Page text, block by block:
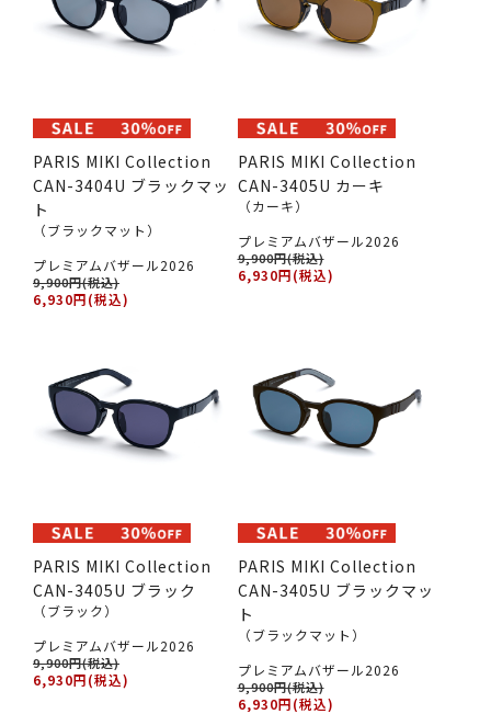
PARIS MIKI Collection
CAN-3404U ブラックマッ
ト
（ブラックマット）
プレミアムバザール2026
9,900円(税込)
6,930円(税込)
PARIS MIKI Collection
CAN-3405U カーキ
（カーキ）
プレミアムバザール2026
9,900円(税込)
6,930円(税込)
PARIS MIKI Collection
CAN-3405U ブラック
（ブラック）
プレミアムバザール2026
9,900円(税込)
6,930円(税込)
PARIS MIKI Collection
CAN-3405U ブラックマッ
ト
（ブラックマット）
プレミアムバザール2026
9,900円(税込)
6,930円(税込)